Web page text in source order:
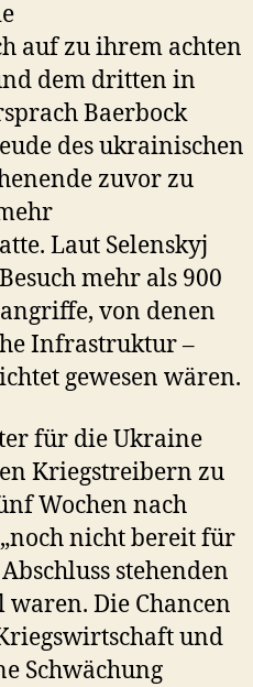
auf zu ihrem achten
dem dritten in
Baerbock
des ukrainischen
zuvor zu
Laut Selenskyj
mehr als 900
von denen
Infrastruktur –
gewesen wären.
für die Ukraine
Kriegstreibern zu
Wochen nach
nicht bereit für
stehenden
Die Chancen
und
Schwächung